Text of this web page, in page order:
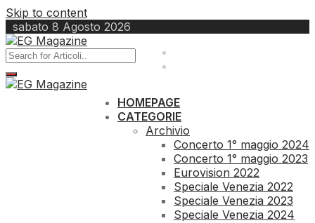
Skip to content
sabato 8 Agosto 2026
HOMEPAGE
CATEGORIE
Archivio
Concerto 1° maggio 2024
Concerto 1° maggio 2023
Eurovision 2022
Speciale Venezia 2022
Speciale Venezia 2023
Speciale Venezia 2024